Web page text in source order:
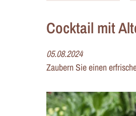
Cocktail mit
05.08.2024
Zaubern Sie einen